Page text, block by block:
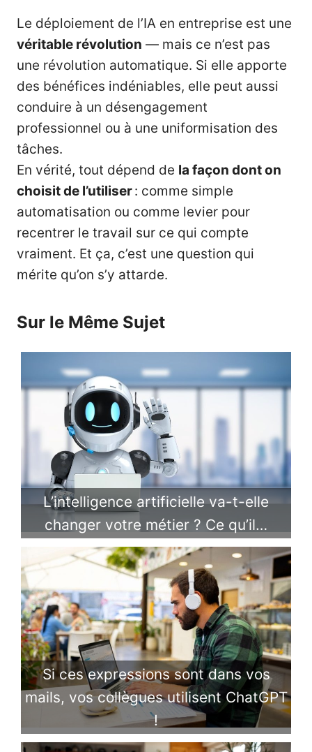
Le déploiement de l’IA en entreprise est une
véritable révolution — mais ce n’est pas
une révolution automatique. Si elle apporte
des bénéfices indéniables, elle peut aussi
conduire à un désengagement
professionnel ou à une uniformisation des
tâches.
En vérité, tout dépend de la façon dont on
choisit de l’utiliser: comme simple
automatisation ou comme levier pour
recentrer le travail sur ce qui compte
vraiment. Et ça, c’est une question qui
mérite qu’on s’y attarde.
Sur le Même Sujet
L’intelligence artificielle va-t-elle
changer votre métier ? Ce qu’il…
Si ces expressions sont dans vos
mails, vos collègues utilisent ChatGPT
!